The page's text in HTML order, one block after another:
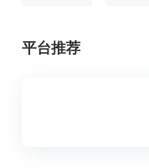
平台推荐